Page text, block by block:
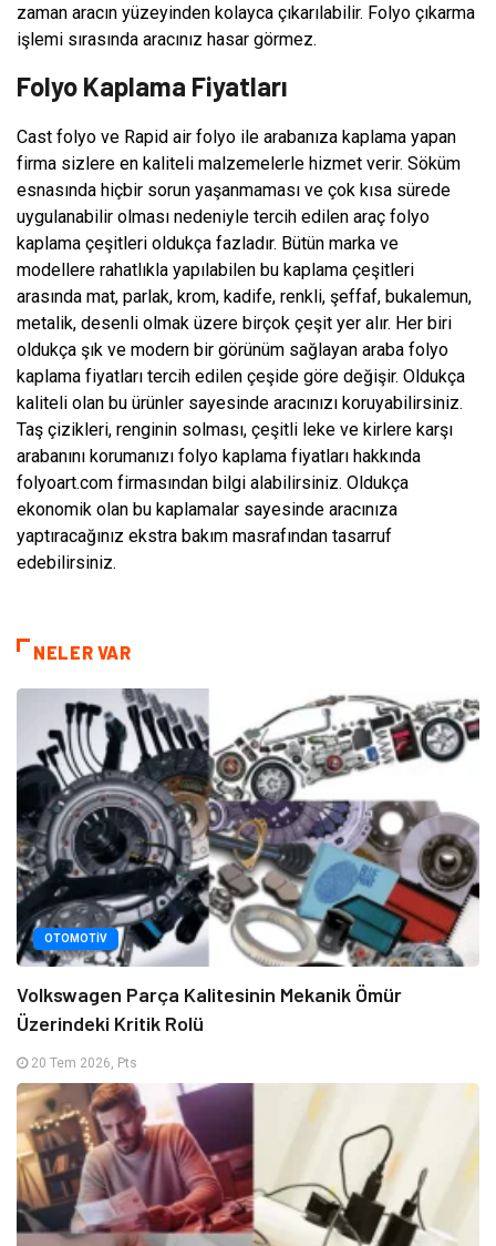
zaman aracın yüzeyinden kolayca çıkarılabilir. Folyo çıkarma
işlemi sırasında aracınız hasar görmez.
Folyo Kaplama Fiyatları
Cast folyo ve Rapid air folyo ile arabanıza kaplama yapan
firma sizlere en kaliteli malzemelerle hizmet verir. Söküm
esnasında hiçbir sorun yaşanmaması ve çok kısa sürede
uygulanabilir olması nedeniyle tercih edilen araç folyo
kaplama çeşitleri oldukça fazladır. Bütün marka ve
modellere rahatlıkla yapılabilen bu kaplama çeşitleri
arasında mat, parlak, krom, kadife, renkli, şeffaf, bukalemun,
metalik, desenli olmak üzere birçok çeşit yer alır. Her biri
oldukça şık ve modern bir görünüm sağlayan araba folyo
kaplama fiyatları tercih edilen çeşide göre değişir. Oldukça
kaliteli olan bu ürünler sayesinde aracınızı koruyabilirsiniz.
Taş çizikleri, renginin solması, çeşitli leke ve kirlere karşı
arabanını korumanızı folyo kaplama fiyatları hakkında
folyoart.com firmasından bilgi alabilirsiniz. Oldukça
ekonomik olan bu kaplamalar sayesinde aracınıza
yaptıracağınız ekstra bakım masrafından tasarruf
edebilirsiniz.
NELER VAR
OTOMOTIV
Volkswagen Parça Kalitesinin Mekanik Ömür
Üzerindeki Kritik Rolü
20 Tem 2026, Pts